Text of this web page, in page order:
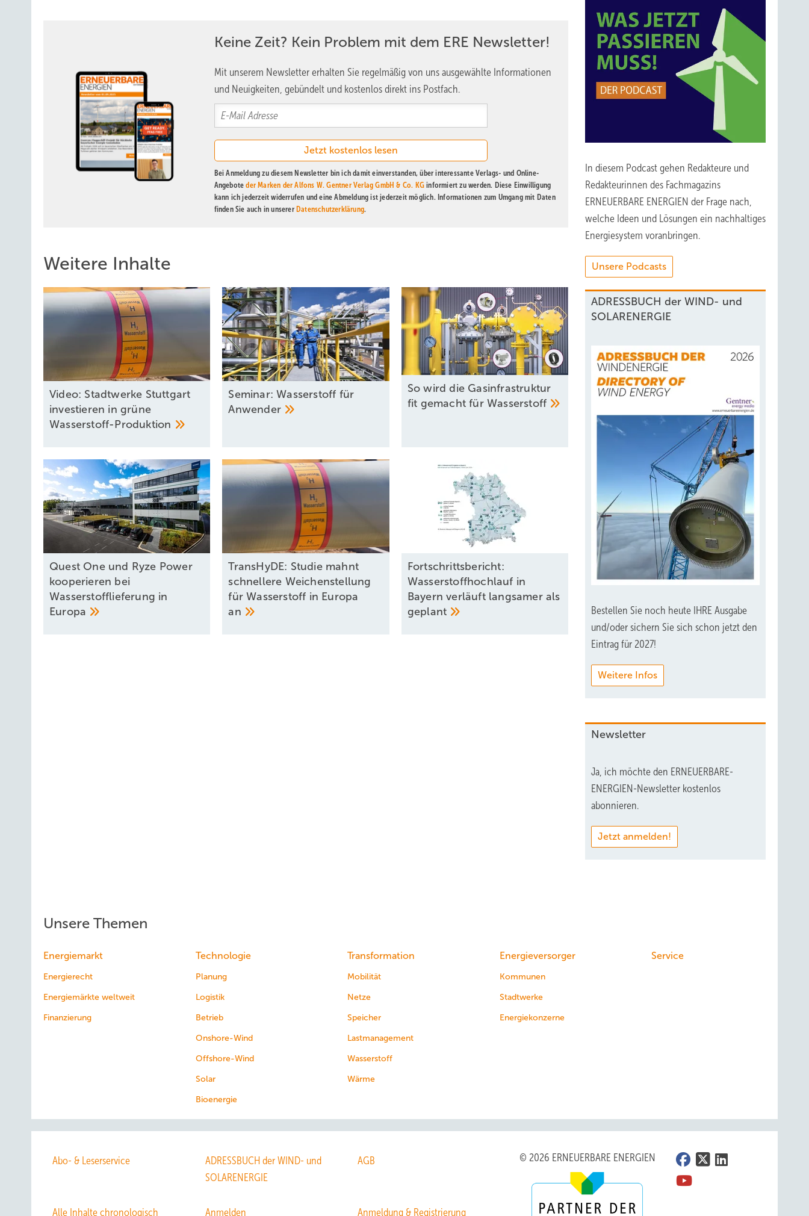
Keine Zeit? Kein Problem mit dem ERE Newsletter!
Mit unserem Newsletter erhalten Sie regelmäßig von uns ausgewählte Informationen
und Neuigkeiten, gebündelt und kostenlos direkt ins Postfach.
Bei Anmeldung zu diesem Newsletter bin ich damit einverstanden, über interessante Verlags- und Online-
Angeboteder Marken der Alfons W. Gentner Verlag GmbH & Co. KG informiert zu werden. Diese Einwilligung
kann ich jederzeit widerrufen und eine Abmeldung ist jederzeit möglich. Informationen zum Umgang mit Daten
finden Sie auch in unserer Datenschutzerklärung.
Weitere Inhalte
Video: Stadtwerke Stuttgart
investieren in grüne
Wasserstoff-Produktion
Seminar: Wasserstoff für
Anwender
So wird die Gasinfrastruktur
fit gemacht fürWasserstoff
Quest One und Ryze Power
kooperieren bei
Wasserstofflieferung in
Europa
TransHyDE: Studie mahnt
schnellere Weichenstellung
für Wasserstoff in Europa
an
Fortschrittsbericht:
Wasserstoffhochlauf in
Bayern verläuft langsamer als
geplant
In diesem Podcast gehen Redakteure und
Redakteurinnen des Fachmagazins
ERNEUERBARE ENERGIEN der Frage nach,
welche Ideen und Lösungen ein nachhaltiges
Energiesystem voranbringen.
Unsere Podcasts
ADRESSBUCH der WIND- und
SOLARENERGIE
Bestellen Sie noch heute IHRE Ausgabe
und/oder sichern Sie sich schon jetzt den
Eintrag für 2027!
Weitere Infos
Newsletter
Ja, ich möchte den ERNEUERBARE-
ENERGIEN-Newsletter kostenlos
abonnieren.
Jetzt anmelden!
Unsere Themen
Energiemarkt
Energierecht
Energiemärkte weltweit
Finanzierung
Technologie
Planung
Logistik
Betrieb
Onshore-Wind
Offshore-Wind
Solar
Bioenergie
Transformation
Mobilität
Netze
Speicher
Lastmanagement
Wasserstoff
Wärme
Energieversorger
Kommunen
Stadtwerke
Energiekonzerne
Service
Abo- & Leserservice
ADRESSBUCH der WIND- und
SOLARENERGIE
AGB
Alle Inhalte chronologisch Anmelden Anmeldung & Registrierung
© 2026 ERNEUERBARE ENERGIEN